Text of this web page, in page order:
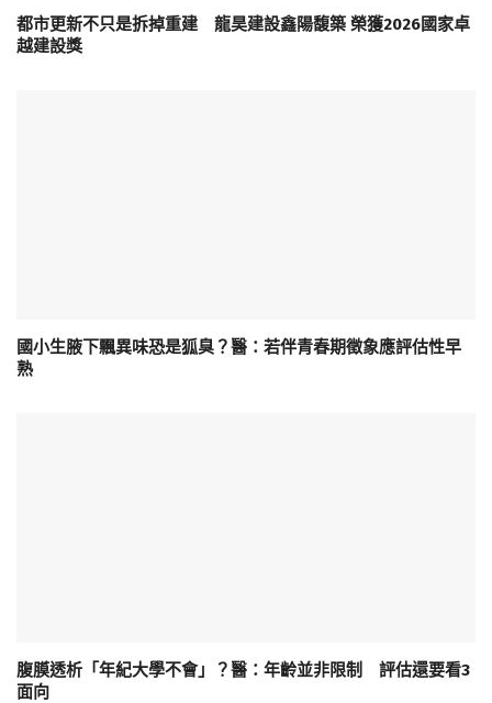
都市更新不只是拆掉重建 龍昊建設鑫陽馥築 榮獲2026國家卓
越建設獎
國小生腋下飄異味恐是狐臭？醫：若伴青春期徵象應評估性早
熟
腹膜透析「年紀大學不會」？醫：年齡並非限制 評估還要看3
面向